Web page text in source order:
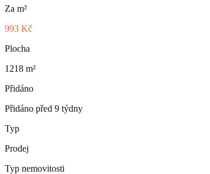
Za m²
993 Kč
Plocha
1218 m²
Přidáno
Přidáno před 9 týdny
Typ
Prodej
Typ nemovitosti